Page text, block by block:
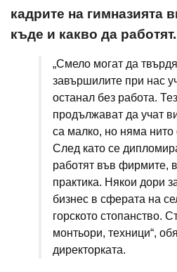
кадрите на гимназията
къде и какво да работят.
„Смело могат да
завършилите при нас
останал без работа.
продължават да учат
са малко, но няма нито
След като се
работят във фирмите,
практика. Някои дори
бизнес в сферата на
горското стопанство.
монтьори, техници“,
директорката.